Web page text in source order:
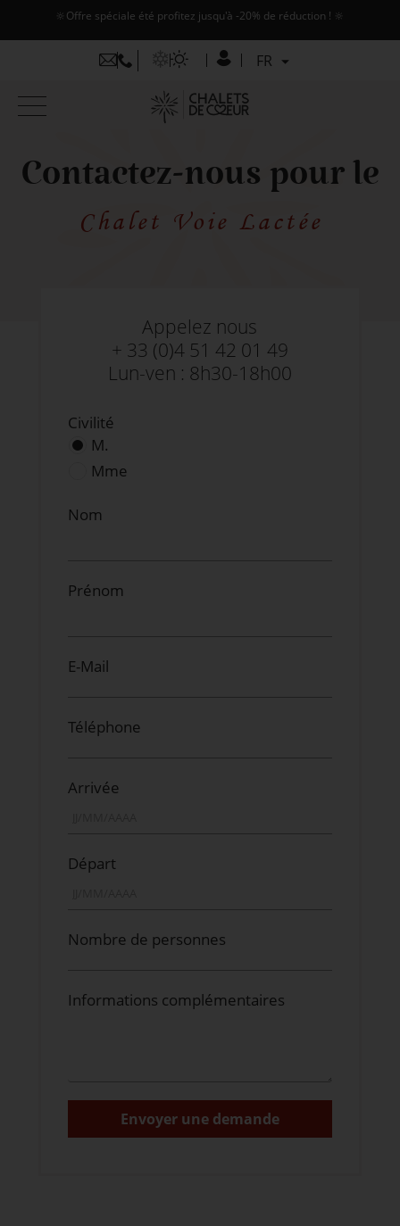
🔆Offre spéciale été profitez jusqu'à -20% de réduction ! 🔆
FR
Contactez-nous pour le
Chalet Voie Lactée
Appelez nous
+ 33 (0)4 51 42 01 49
Lun-ven : 8h30-18h00
Civilité
M.
Mme
Nom
Prénom
E-Mail
Téléphone
Arrivée
Départ
Nombre de personnes
Informations complémentaires